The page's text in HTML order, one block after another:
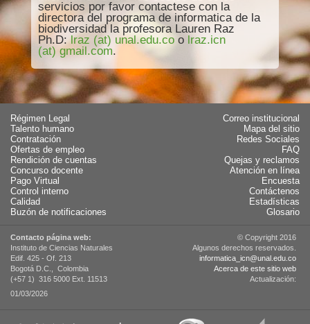
servicios por favor contactese con la
directora del programa de informatica de la
biodiversidad la profesora Lauren Raz
Ph.D:lraz (at) unal.edu.coo lraz.icn
(at) gmail.com.
Régimen Legal
Talento humano
Contratación
Ofertas de empleo
Rendición de cuentas
Concurso docente
Pago Virtual
Control interno
Calidad
Buzón de notificaciones
Correo institucional
Mapa del sitio
Redes Sociales
FAQ
Quejas y reclamos
Atención en línea
Encuesta
Contáctenos
Estadísticas
Glosario
Contacto página web:
Instituto de Ciencias Naturales
Edif. 425 - Of. 213
Bogotá D.C., Colombia
(+57 1) 316 5000 Ext. 11513
© Copyright 2016
Algunos derechos reservados.
informatica_icn@unal.edu.co
Acerca de este sitio web
Actualización:
01/03/2026